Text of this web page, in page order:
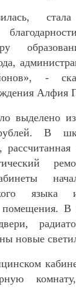
-
Алфия
выделено из
В
языка
В
новые